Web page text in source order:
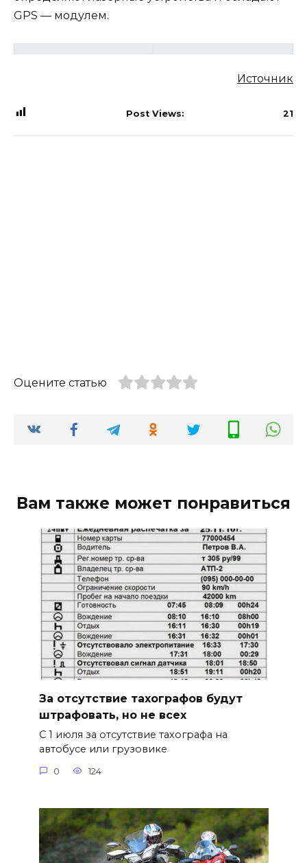
GPS — модулем.
Источник
Post Views: 21
Оцените статью
Вам также может понравиться
За отсутствие тахографов будут
штрафовать, но не всех
С 1 июля за отсутствие тахографа на
автобусе или грузовике
0 124